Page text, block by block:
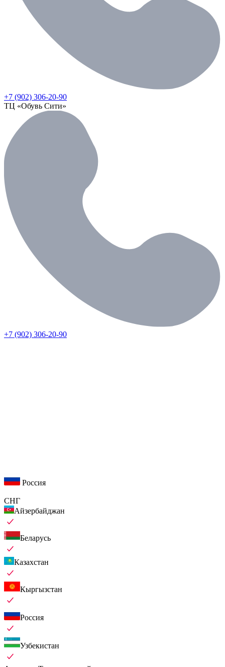
+7 (902) 306-20-90
ТЦ «Обувь Сити»
+7 (902) 306-20-90
Россия
СНГ
Айзербайджан
Беларусь
Казахстан
Кыргызстан
Россия
Узбекистан